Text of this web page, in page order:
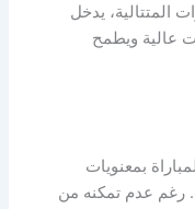
المتتالية، يدخل
عالية ويطمح
بمعنويات
رغم عدم تمكنه من